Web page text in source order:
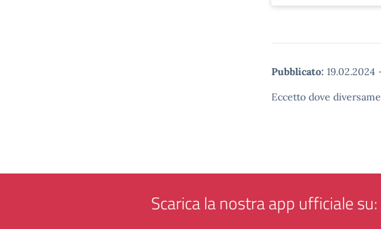
Pubblicato: 19.02.2024
Eccetto dove
Scarica la nostra app ufficiale su: